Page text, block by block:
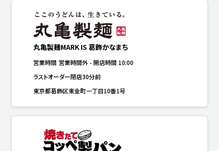
丸亀製麺MARK IS 葛飾かなまち
営業時間 営業時間外 - 開店時間 10:00
ラストオーダー閉店30分前
東京都葛飾区東金町一丁目10番1号